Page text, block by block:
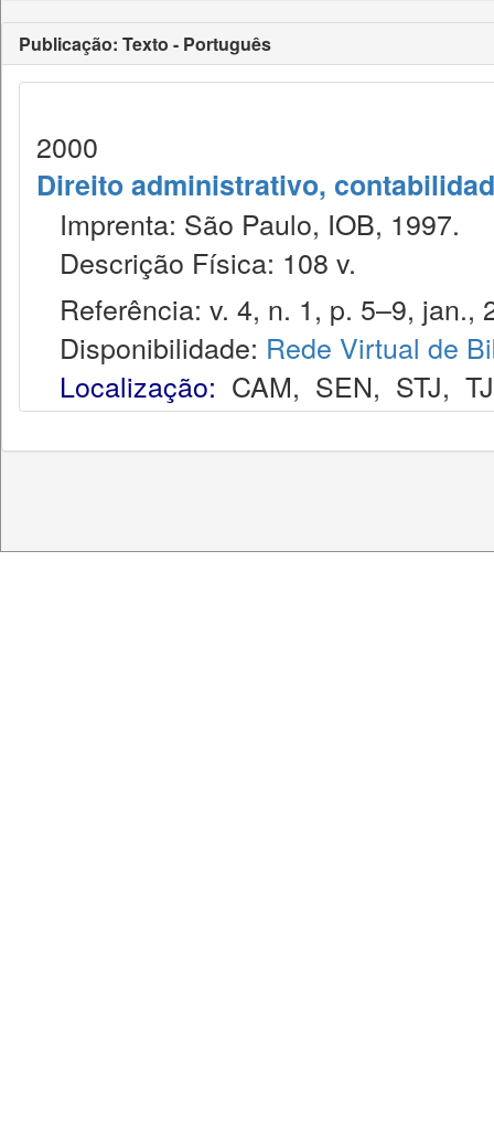
Publicação: Texto - Português
2000
Direito administrativo,
Imprenta: São Paulo, IOB, 1997.
Descrição Física: 108 v.
Referência: v. 4, n. 1, p. 5–9, jan.,
Disponibilidade: Rede Virtual de
Localização: CAM, SEN, STJ,